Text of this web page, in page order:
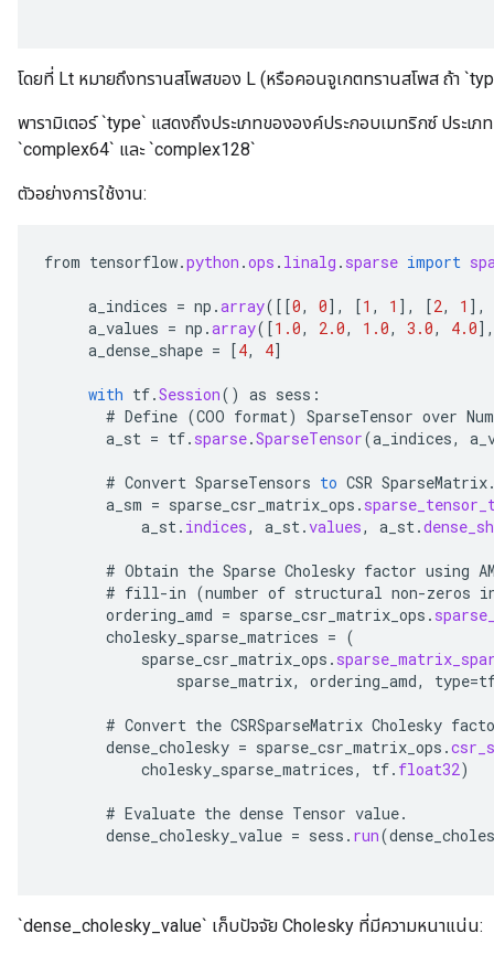
โดยที่ Lt หมายถึงทรานสโพสของ L (หรือคอนจูเกตทรานสโพส ถ้า
พารามิเตอร์ `type` แสดงถึงประเภทขององค์ประกอบเมทริกซ์ ประเ
`complex64` และ `complex128`
ตัวอย่างการใช้งาน:
from tensorflow.python .ops . linalg . sparse import
a_indices = np .array( [[0, 0] , [1 , 1 ] , [2, 1 ] ,
a_values = np .array( [1.0, 2.0, 1.0, 3.0, 4.0] ,
a_dense_shape = [4, 4]
with tf.Session() as sess :
# Define (COO format) SparseTensor over
a_st = tf. sparse.SparseTensor(a_indices,
# Convert SparseTensors to CSR SparseMatrix
a_sm = sparse_csr_matrix_ops .
a_st. indices, a_st.values, a_st.
# Obtain the Sparse Cholesky factor using
# fill-in (number of structural non-zeros
ordering_amd = sparse_csr_matrix_ops .
cholesky_sparse_matrices = (
sparse_csr_matrix_ops .
sparse_matrix, ordering_amd, type=
# Convert the CSRSparseMatrix Cholesky
dense_cholesky = sparse_csr_matrix_ops .
cholesky_sparse_matrices, tf. float32)
# Evaluate the dense Tensor value.
dense_cholesky_value = sess . run(
`dense_cholesky_value` เก็บปัจจัย Cholesky ที่มีความหนาแน่น: